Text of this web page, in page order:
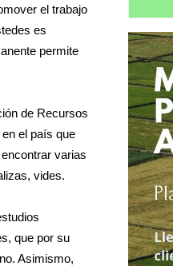
el trabajo
es
permite
de Recursos
el país que
varias
vides.
que por su
Asimismo,